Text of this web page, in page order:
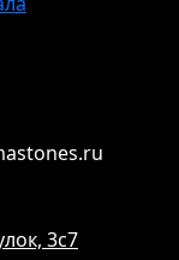
3с7